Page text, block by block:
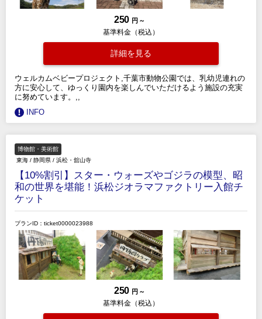
250 円 ～
基準料金（税込）
詳細を見る
ウェルカムベビープロジェクト,千葉市動物公園では、乳幼児連れの
方に安心して、ゆっくり園内を楽しんでいただけるよう施設の充実
に努めています。,,
INFO
博物館・美術館
東海 / 静岡県 / 浜松・舘山寺
【10%割引】スター・ウォーズやゴジラの模型、昭
和の世界を堪能！浜松ジオラマファクトリー入館チ
ケット
プランID：ticket0000023988
250 円 ～
基準料金（税込）